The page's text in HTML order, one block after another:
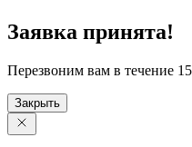
Заявка принята!
Перезвоним вам в течение
Закрыть